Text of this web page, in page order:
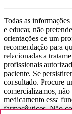
Todas as
e educar, não
orientações de um
recomendação para
relacionadas a
profissionais
paciente. Se
consultado. Procure
comercializamos,
medicamento essa
farmacêuticos. Não